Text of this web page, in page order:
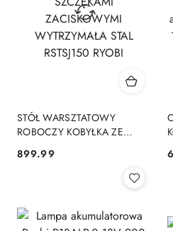
STÓŁ WARSZTATOWY
ROBOCZY KOBYŁKA ZE
WYTRZYMAŁA STAL
Cena:
899.99